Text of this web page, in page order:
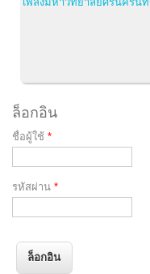
ล็อกอิน
ชื่อผู้ใช้ *
รหัสผ่าน *